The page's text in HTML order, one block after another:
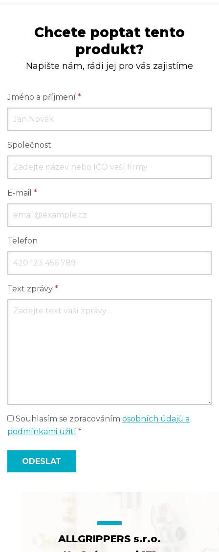
Chcete poptat tento
produkt?
Napište nám, rádi jej pro vás zajistíme
Jméno a příjmení *
Společnost
E-mail *
Telefon
Text zprávy *
Souhlasím se zpracováním osobních údajů a
podmínkami užití *
ODESLAT
ALLGRIPPERS s.r.o.